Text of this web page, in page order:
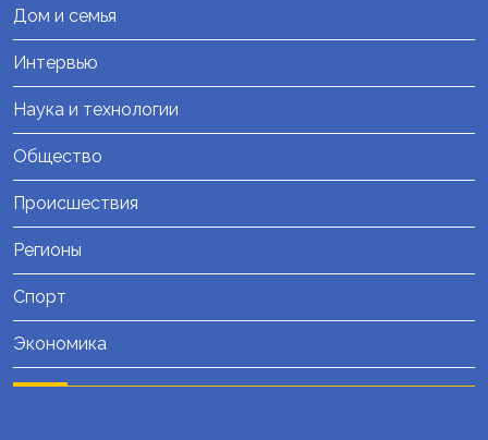
Дом и семья
Интервью
Наука и технологии
Общество
Происшествия
Регионы
Спорт
Экономика